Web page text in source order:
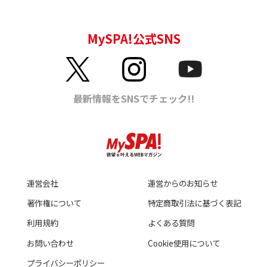
運営会社
運営からのお知らせ
著作権について
特定商取引法に基づく表記
利用規約
よくある質問
お問い合わせ
Cookie使用について
プライバシーポリシー